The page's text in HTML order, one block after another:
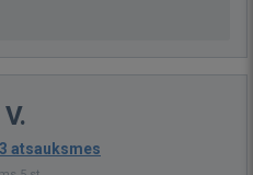
atsauksmes